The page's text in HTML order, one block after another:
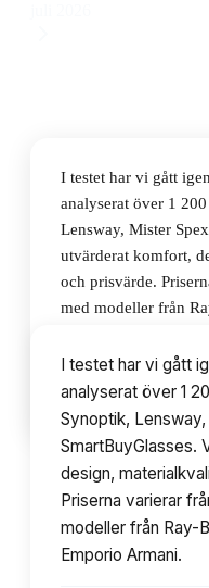
I testet har vi gått
analyserat över 1
Lensway, Mister
utvärderat komfort,
och prisvärde.
med modeller från
I testet har vi gått
analyserat över 1
Synoptik,
SmartBuyGlasses.
design,
Priserna varierar
modeller från Ray-
Emporio Armani.